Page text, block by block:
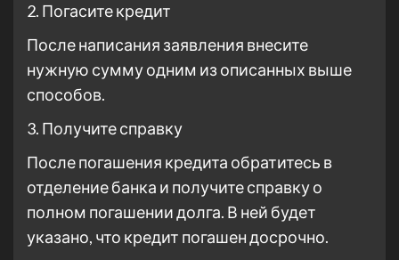
2. Погасите кредит
После написания заявления внесите
нужную сумму одним из описанных выше
способов.
3. Получите справку
После погашения кредита обратитесь в
отделение банка и получите справку о
полном погашении долга. В ней будет
указано, что кредит погашен досрочно.